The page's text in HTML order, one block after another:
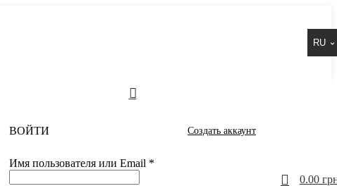
RU
ВОЙТИ Создать аккаунт
Имя пользователя или Email *
0.00